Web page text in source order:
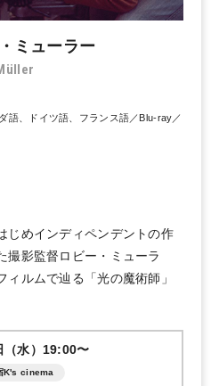
ミューラー
語、ドイツ語、フランス語／Blu-ray／
じめインディペンデントの作
撮影監督ロビー・ミューラ
ルムで辿る「光の魔術師」
（水）19:00〜
K's cinema